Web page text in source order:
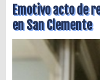
Emotivo acto de
en San Clemente